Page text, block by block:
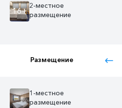
16+
2-местное
размещение
Размещение
1-местное
размещение